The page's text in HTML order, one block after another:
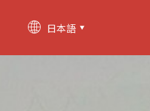
日本語